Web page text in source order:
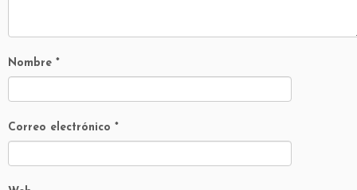
Nombre *
Correo electrónico *